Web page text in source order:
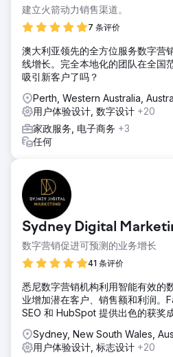
建立火箭动力销售渠道。
7 条评价
澳大利亚领先的全方位服务数字营
线增长。完全本地化的团队在全国
吸引新客户了吗？
Perth, Western Australia,
用户体验设计, 数字设计 +20
家政服务, 电子商务 +3
任何
Sydney Digital
数字营销促进可预测的业务增长
41 条评价
悉尼数字营销机构利用智能有效的
业增加潜在客户、销售额和利润。
SEO 和 HubSpot 提供出色的获奖
Sydney, New South Wales,
用户体验设计, 标志设计 +20